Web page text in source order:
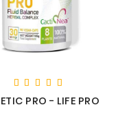
PRO - LIFE PRO